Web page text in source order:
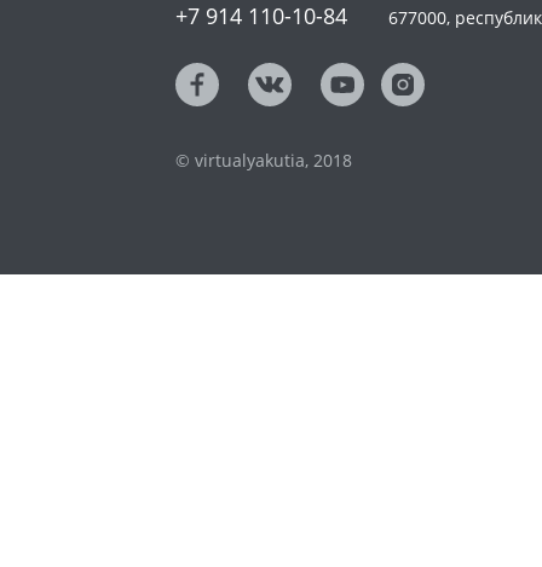
+7 914 110-10-84 677000,
© virtualyakutia, 2018